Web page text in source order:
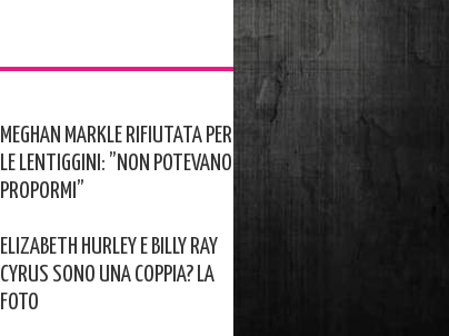
MEGHAN MARKLE RIFIUTATA PER
LE LENTIGGINI: ”NON POTEVANO
PROPORMI”
ELIZABETH HURLEY E BILLY RAY
CYRUS SONO UNA COPPIA? LA
FOTO